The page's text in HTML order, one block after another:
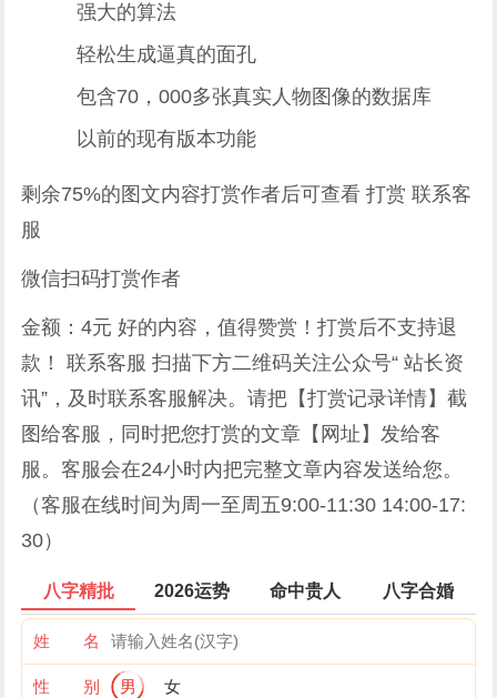
强大的算法
轻松生成逼真的面孔
包含70，000多张真实人物图像的数据库
以前的现有版本功能
剩余75%的图文内容打赏作者后可查看 打赏联系客
服
微信扫码打赏作者
金额：4元 好的内容，值得赞赏！打赏后不支持退
款！ 联系客服 扫描下方二维码关注公众号“站长资
讯”，及时联系客服解决。请把【打赏记录详情】截
图给客服，同时把您打赏的文章【网址】发给客
服。客服会在24小时内把完整文章内容发送给您。
（客服在线时间为周一至周五9:00-11:30 14:00-17:
30）
八字精批 2026运势 命中贵人 八字合婚
姓 名
性 别 男 女